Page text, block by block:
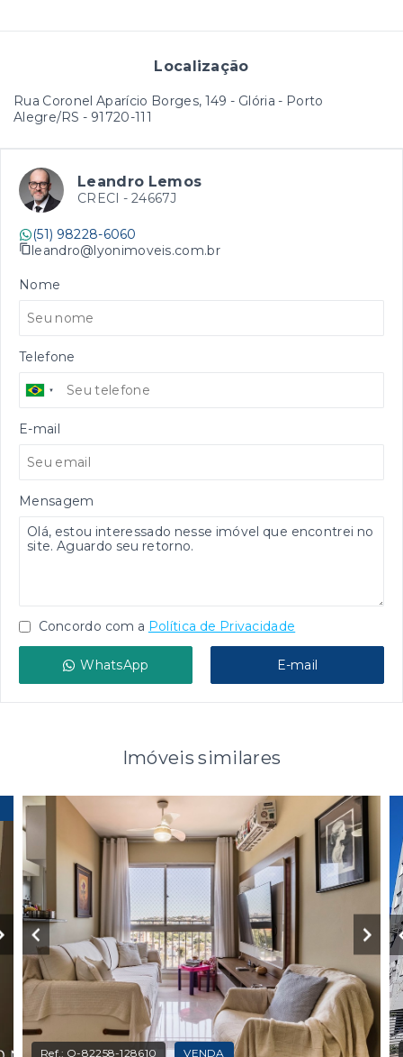
Localização
Rua Coronel Aparício Borges, 149 - Glória - Porto
Alegre/RS - 91720-111
Leandro Lemos
CRECI - 24667J
(51) 98228-6060
leandro@lyonimoveis.com.br
Nome
Telefone
E-mail
Mensagem
Concordo com a Política de Privacidade
WhatsApp E-mail
Imóveis similares
Ref.: O-82258-128610 VENDA